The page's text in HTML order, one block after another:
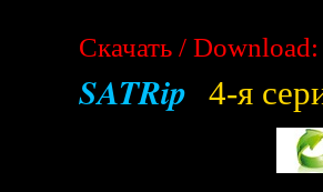
Скачать / Download:
SATRip 4-я